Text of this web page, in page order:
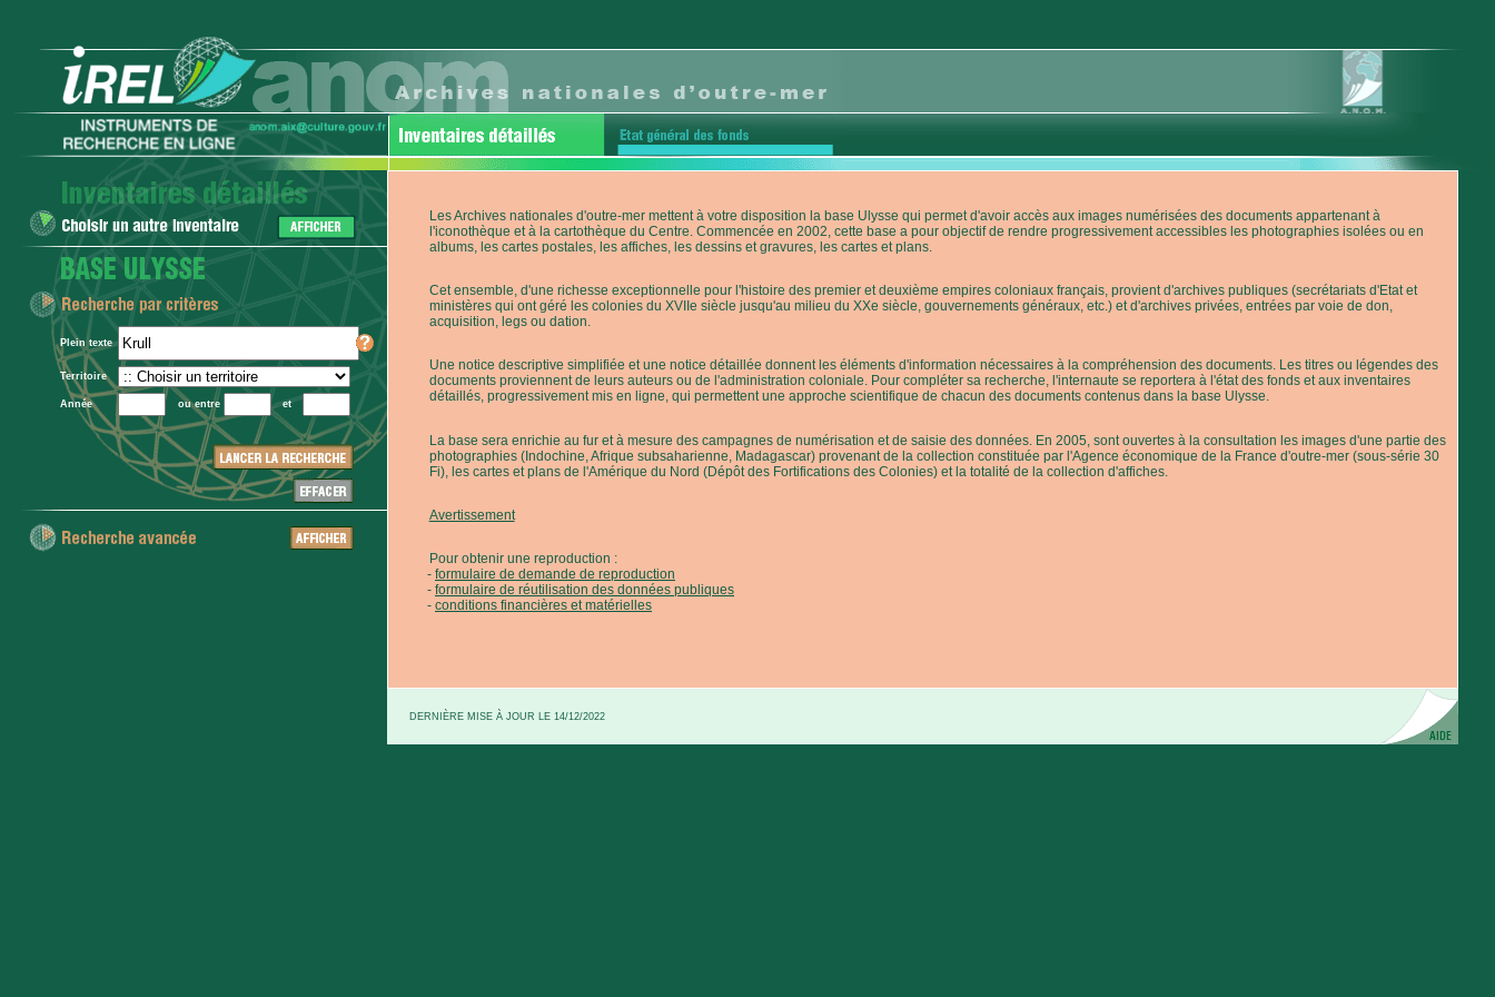
Plein texte
Territoire
Année ou entre et
Les Archives nationales d'outre-mer mettent à votre disposition la base Ulysse qui permet d'avoir accès aux images numérisées des documents appartenant à
l'iconothèque et à la cartothèque du Centre. Commencée en 2002, cette base a pour objectif de rendre progressivement accessibles les photographies isolées ou en
albums, les cartes postales, les affiches, les dessins et gravures, les cartes et plans.
Cet ensemble, d'une richesse exceptionnelle pour l'histoire des premier et deuxième empires coloniaux français, provient d'archives publiques (secrétariats d'Etat et
ministères qui ont géré les colonies du XVIIe siècle jusqu'au milieu du XXe siècle, gouvernements généraux, etc.) et d'archives privées, entrées par voie de don,
acquisition, legs ou dation.
Une notice descriptive simplifiée et une notice détaillée donnent les éléments d'information nécessaires à la compréhension des documents. Les titres ou légendes des
documents proviennent de leurs auteurs ou de l'administration coloniale. Pour compléter sa recherche, l'internaute se reportera à l'état des fonds et aux inventaires
détaillés, progressivement mis en ligne, qui permettent une approche scientifique de chacun des documents contenus dans la base Ulysse.
La base sera enrichie au fur et à mesure des campagnes de numérisation et de saisie des données. En 2005, sont ouvertes à la consultation les images d'une partie des
photographies (Indochine, Afrique subsaharienne, Madagascar) provenant de la collection constituée par l'Agence économique de la France d'outre-mer (sous-série 30
Fi), les cartes et plans de l'Amérique du Nord (Dépôt des Fortifications des Colonies) et la totalité de la collection d'affiches.
Avertissement
Pour obtenir une reproduction :
formulaire de demande de reproduction
formulaire de réutilisation des données publiques
conditions financières et matérielles
DERNIÈRE MISE À JOUR LE 14/12/2022